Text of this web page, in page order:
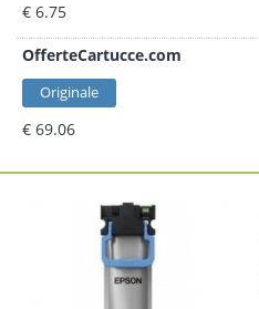
€ 6.75
OfferteCartucce.com
Originale
€ 69.06